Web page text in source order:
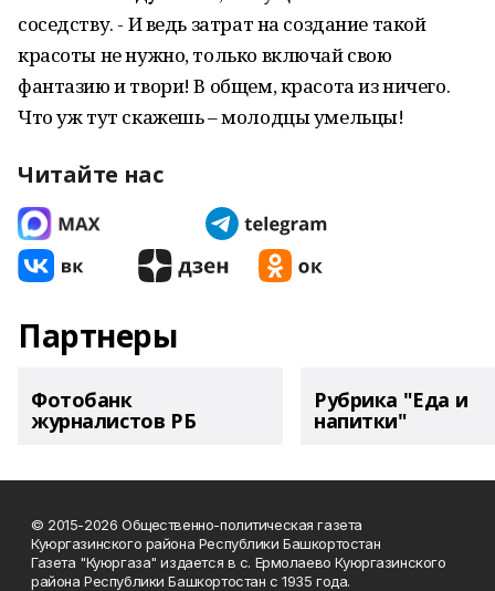
соседству. - И ведь затрат на создание такой
красоты не нужно, только включай свою
фантазию и твори! В общем, красота из ничего.
Что уж тут скажешь – молодцы умельцы!
Читайте нас
Партнеры
Фотобанк
журналистов РБ
Рубрика "Еда и
напитки"
© 2015-2026 Общественно-политическая газета
Куюргазинского района Республики Башкортостан
Газета "Куюргаза" издается в с. Ермолаево Куюргазинского
района Республики Башкортостан с 1935 года.